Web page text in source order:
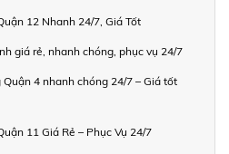
12 Nhanh 24/7, Giá Tốt
giá rẻ, nhanh chóng, phục vụ 24/7
4 nhanh chóng 24/7 – Giá tốt
11 Giá Rẻ – Phục Vụ 24/7